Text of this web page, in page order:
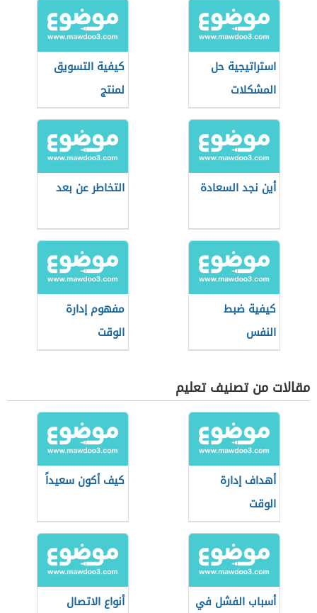
استراتيجية حل
المشكلات
كيفية التسويق
لمنتج
أين نجد السعادة التخاطر عن بعد
كيفية ضبط
النفس
مفهوم إدارة
الوقت
مقالات من تصنيف تعليم
أهداف إدارة
الوقت
كيف أكون سعيداً
أسباب الفشل في
أنواع الاتصال